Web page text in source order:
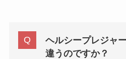
ヘルシープレジャ
違うのですか？